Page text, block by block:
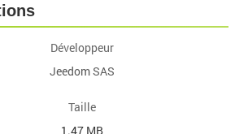
Développeur
Jeedom SAS
Taille
1.47 MB